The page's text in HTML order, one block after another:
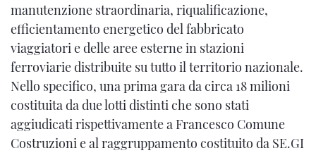
manutenzione straordinaria, riqualificazione,
efficientamento energetico del fabbricato
viaggiatori e delle aree esterne in stazioni
ferroviarie distribuite su tutto il territorio nazionale.
Nello specifico, una prima gara da circa 18 milioni
costituita da due lotti distinti che sono stati
aggiudicati rispettivamente a Francesco Comune
Costruzioni e al raggruppamento costituito da SE.GI